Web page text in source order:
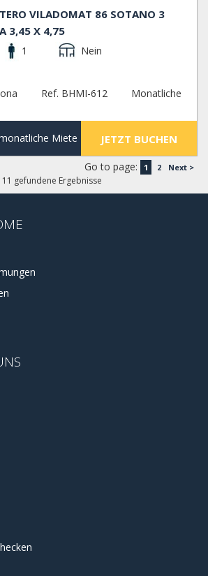
VILADOMAT 86 SOTANO 3
3,45 X 4,75
1
Nein
Ref. BHMI-612
Monatliche
Miete JETZT BUCHEN
Go to page: 1 2 Next >
11 gefundene Ergebnisse